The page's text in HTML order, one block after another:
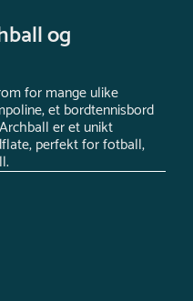
og
for mange ulike
et bordtennisbord
er et unikt
perfekt for fotball,